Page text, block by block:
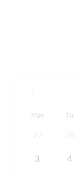
Man Tir
3 4